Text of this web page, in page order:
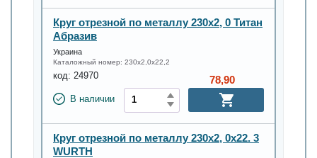
Круг отрезной по металлу 230х2, 0 Титан
Абразив
Украина
Каталожный номер: 230х2,0х22,2
код: 24970
В наличии
78,90
Круг отрезной по металлу 230х2, 0х22. 3
WURTH